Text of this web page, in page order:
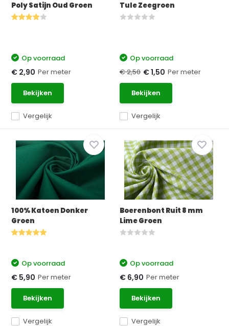
Poly Satijn Oud Groen
Vergelijk
Op voorraad
€ 2,90 Per meter
Bekijken
Tule Zeegroen
Vergelijk
Op voorraad
€ 2,50 € 1,50 Per meter
Bekijken
100% Katoen Donker
Groen
Vergelijk
Op voorraad
€ 5,90 Per meter
Bekijken
Boerenbont Ruit 8 mm
Lime Groen
Vergelijk
Op voorraad
€ 6,90 Per meter
Bekijken